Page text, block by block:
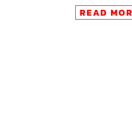
READ